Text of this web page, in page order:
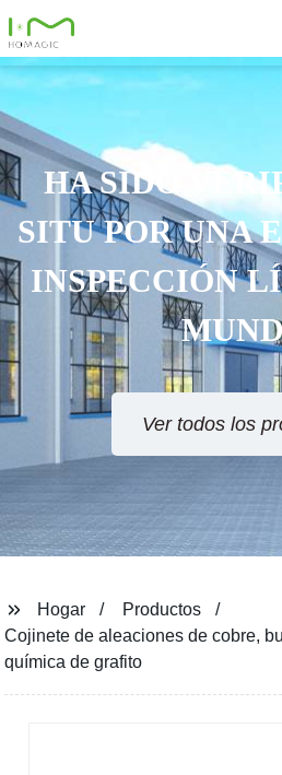
HA SIDO
SITU POR UNA
INSPECCIÓN
Ver todos los
Hogar
Productos
Cojinete de aleaciones de cobre,
química de grafito